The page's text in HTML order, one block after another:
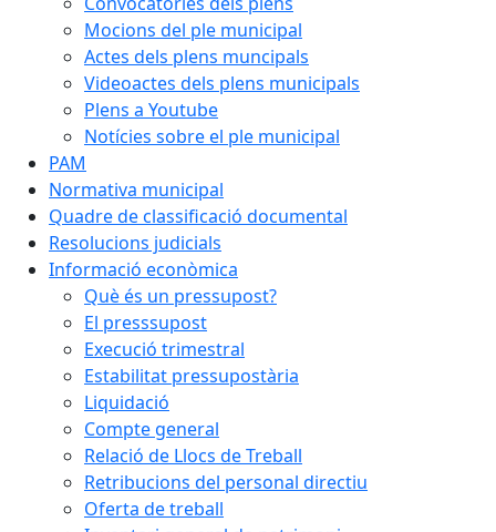
Mocions del ple municipal
Actes dels plens muncipals
Videoactes dels plens municipals
Plens a Youtube
Notícies sobre el ple municipal
PAM
Normativa municipal
Quadre de classificació documental
Resolucions judicials
Informació econòmica
Què és un pressupost?
El presssupost
Execució trimestral
Estabilitat pressupostària
Liquidació
Compte general
Relació de Llocs de Treball
Retribucions del personal directiu
Oferta de treball